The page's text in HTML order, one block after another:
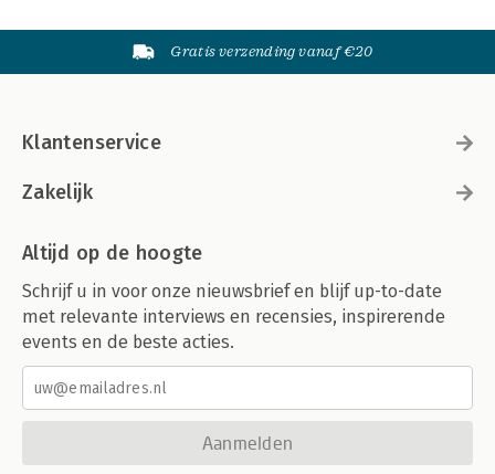
Gratis verzending vanaf €20
Klantenservice
Zakelijk
Altijd op de hoogte
Schrijf u in voor onze nieuwsbrief en blijf up-to-date
met relevante interviews en recensies, inspirerende
events en de beste acties.
Aanmelden